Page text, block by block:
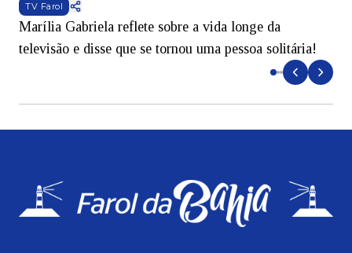
TV Farol
Marília Gabriela reflete sobre a vida longe da
televisão e disse que se tornou uma pessoa solitária!